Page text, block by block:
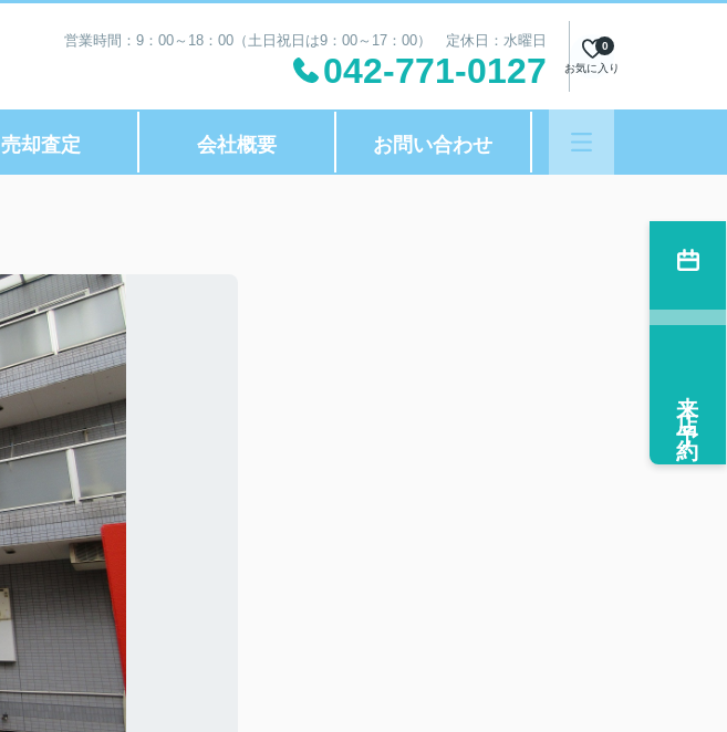
営業時間：9：00～18：00（土日祝日は9：00～17：00） 定休日：水曜日
042-771-0127 お気に入り
0
売却査定 会社概要 お問い合わせ
来店予約